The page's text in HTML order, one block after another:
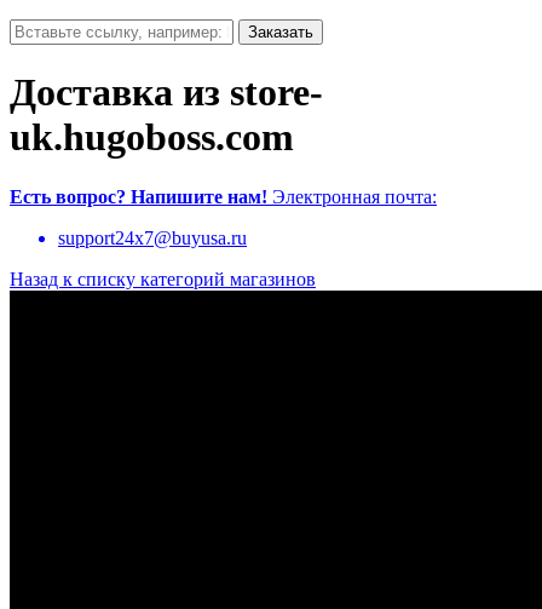
Доставка из store-
uk.hugoboss.com
Есть вопрос? Напишите нам! Электронная почта:
support24x7@buyusa.ru
Назад к списку категорий магазинов